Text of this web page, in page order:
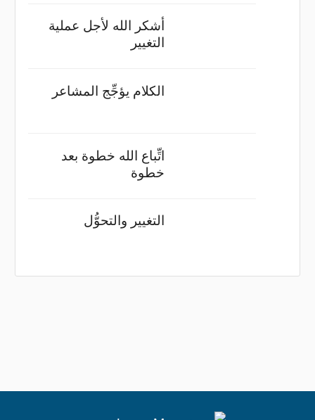
أشكر الله لأجل عملية
التغيير
الكلام يؤجِّج المشاعر
اتِّباع الله خطوة بعد
خطوة
التغيير والتحوُّل